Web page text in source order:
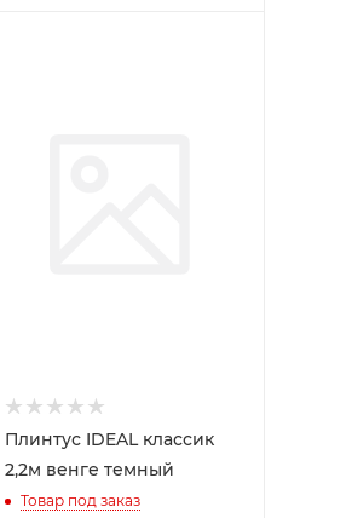
Плинтус IDEAL классик
2,2м венге темный
Товар под заказ